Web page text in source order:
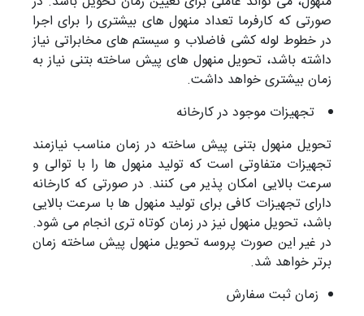
صورتی که کارفرما تعداد منهول های بیشتری را برای اجرا
در خطوط لوله کشی فاضلاب و سیستم های مخابراتی نیاز
داشته باشد، تحویل منهول های پیش ساخته بتنی نیاز به
زمان بیشتری خواهد داشت.
تجهیزات موجود در کارخانه
تحویل منهول بتنی پیش ساخته در زمان مناسب نیازمند
تجهیزات متفاوتی است که تولید منهول ها را با توالی و
سرعت بالایی امکان پذیر می کنند. در صورتی که کارخانه
دارای تجهیزات کافی برای تولید منهول ها با سرعت بالایی
باشد، تحویل منهول نیز در زمان کوتاه تری انجام می شود.
در غیر این صورت پروسه تحویل منهول پیش ساخته زمان
برتر خواهد شد.
زمان ثبت سفارش